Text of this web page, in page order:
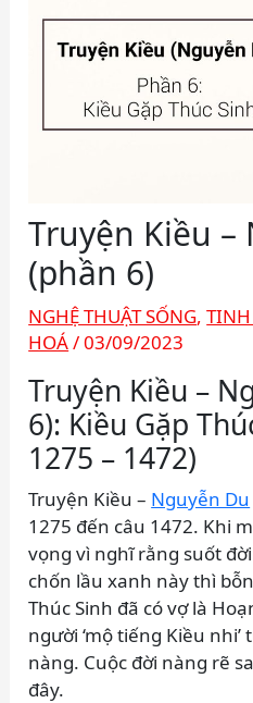
Truyện Kiều –
(phần 6)
NGHỆ THUẬT SỐNG,
HOÁ/03/09/2023
Truyện Kiều –
6): Kiều Gặp
1275 – 1472)
Truyện Kiều – Nguyễn Du
1275 đến câu 1472. Khi
vọng vì nghĩ rằng suốt
chốn lầu xanh này thì
Thúc Sinh đã có vợ là
người ‘mộ tiếng Kiều
nàng. Cuộc đời nàng rẽ
đây.